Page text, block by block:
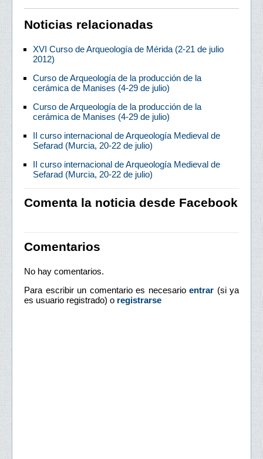
Noticias relacionadas
XVI Curso de Arqueología de Mérida (2-21 de julio
2012)
Curso de Arqueología de la producción de la
cerámica de Manises (4-29 de julio)
Curso de Arqueología de la producción de la
cerámica de Manises (4-29 de julio)
II curso internacional de Arqueología Medieval de
Sefarad (Murcia, 20-22 de julio)
II curso internacional de Arqueología Medieval de
Sefarad (Murcia, 20-22 de julio)
Comenta la noticia desde Facebook
Comentarios
No hay comentarios.
Para escribir un comentario es necesario entrar (si ya
es usuario registrado) o registrarse